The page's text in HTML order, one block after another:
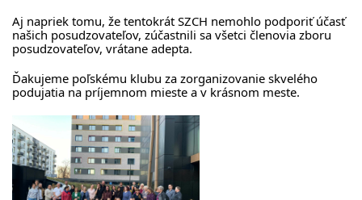
Aj napriek tomu, že tentokrát SZCH nemohlo podporiť účasť
našich posudzovateľov, zúčastnili sa všetci členovia zboru
posudzovateľov, vrátane adepta.
Ďakujeme poľskému klubu za zorganizovanie skvelého
podujatia na príjemnom mieste a v krásnom meste.